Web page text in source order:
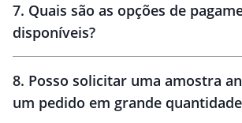
10 dias
brinde
7. Quais são as opções de
disponíveis?
8. Posso solicitar uma amostra
um pedido em grande